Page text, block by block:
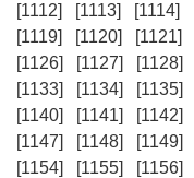
[1112]
[1113] [1114]
[1119]
[1120] [1121]
[1126]
[1127] [1128]
[1133]
[1134] [1135]
[1140]
[1141] [1142]
[1147]
[1148] [1149]
[1154]
[1155] [1156]